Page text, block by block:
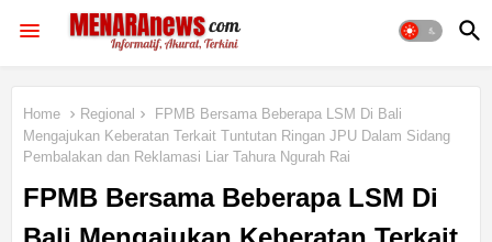
Home Regional
FPMB Bersama Beberapa LSM Di Bali
Mengajukan Keberatan Terkait Tuntutan Ringan JPU Dalam Sidang
Pembalakan dan Reklamasi Liar Tahura Ngurah Rai
FPMB Bersama Beberapa LSM Di